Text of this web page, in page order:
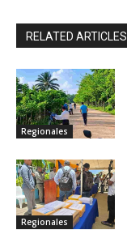
RELATED ARTICLES
Regionales
Regionales